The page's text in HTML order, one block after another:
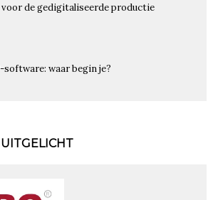
de gedigitaliseerde productie
waar begin je?